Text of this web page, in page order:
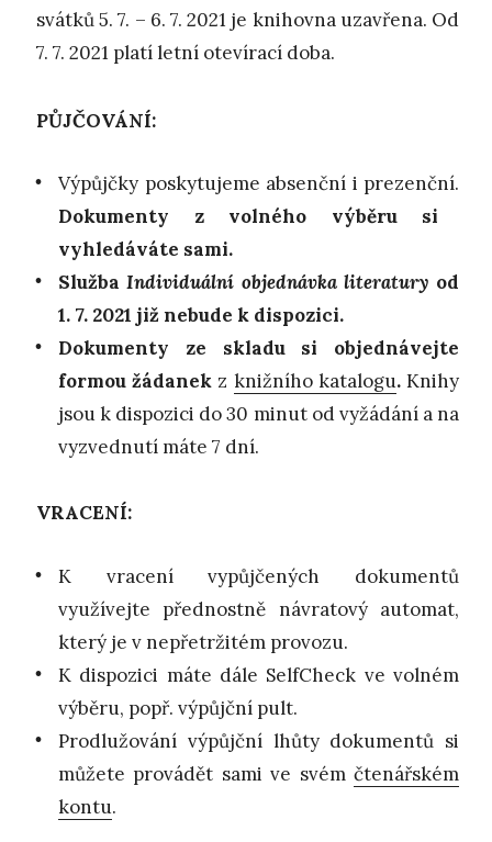
svátků 5. 7. – 6. 7. 2021 je knihovna uzavřena. Od
7. 7. 2021 platí letní otevírací doba.
PŮJČOVÁNÍ:
Výpůjčky poskytujeme absenční i prezenční.
Dokumenty z volného výběru si
vyhledáváte sami.
Služba Individuální objednávka literatury od
1. 7. 2021 již nebude k dispozici.
Dokumenty ze skladu si objednávejte
formou žádanek z knižního katalogu.Knihy
jsou k dispozici do 30 minut od vyžádání a na
vyzvednutí máte 7 dní.
VRACENÍ:
K vracení vypůjčených dokumentů
využívejte přednostně návratový automat,
který je v nepřetržitém provozu.
K dispozici máte dále SelfCheck ve volném
výběru, popř. výpůjční pult.
Prodlužování výpůjční lhůty dokumentů si
můžete provádět sami ve svém čtenářském
kontu.